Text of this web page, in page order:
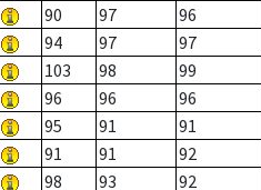
90 97 96
94 97 97
103 98 99
96 96 96
95 91 91
91 91 92
98 93 92